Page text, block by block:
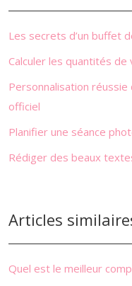
Les secrets d’un buffet
Calculer les quantités
Personnalisation
officiel
Planifier une séance
Rédiger des beaux
Articles
Quel est le meilleur